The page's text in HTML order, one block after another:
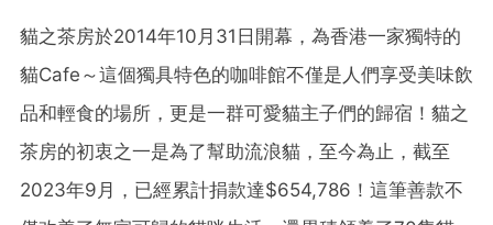
貓之茶房於2014年10月31日開幕，為香港一家獨特的
貓Cafe～這個獨具特色的咖啡館不僅是人們享受美味飲
品和輕食的場所，更是一群可愛貓主子們的歸宿！貓之
茶房的初衷之一是為了幫助流浪貓，至今為止，截至
2023年9月，已經累計捐款達$654,786！這筆善款不